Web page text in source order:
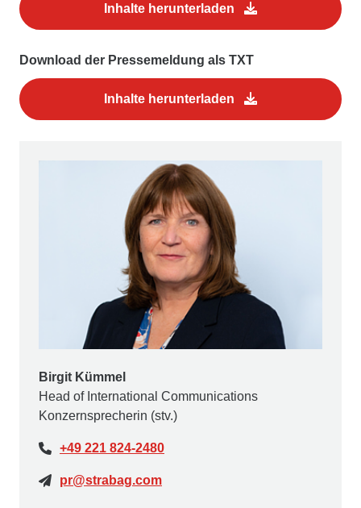
Inhalte herunterladen
Download der Pressemeldung als TXT
Inhalte herunterladen
Birgit Kümmel
Head of International Communications
Konzernsprecherin (stv.)
+49 221 824-2480
pr@strabag.com